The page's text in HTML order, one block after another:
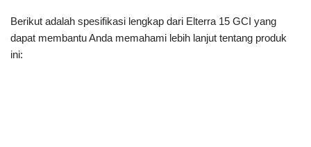
Berikut adalah spesifikasi lengkap dari Elterra 15 GCI yang
dapat membantu Anda memahami lebih lanjut tentang produk
ini: